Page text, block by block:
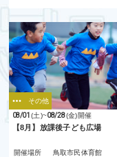
その他
08/01(土)~08/28(金)開催
【8月】放課後子ども広場
開催場所
鳥取市民体育館